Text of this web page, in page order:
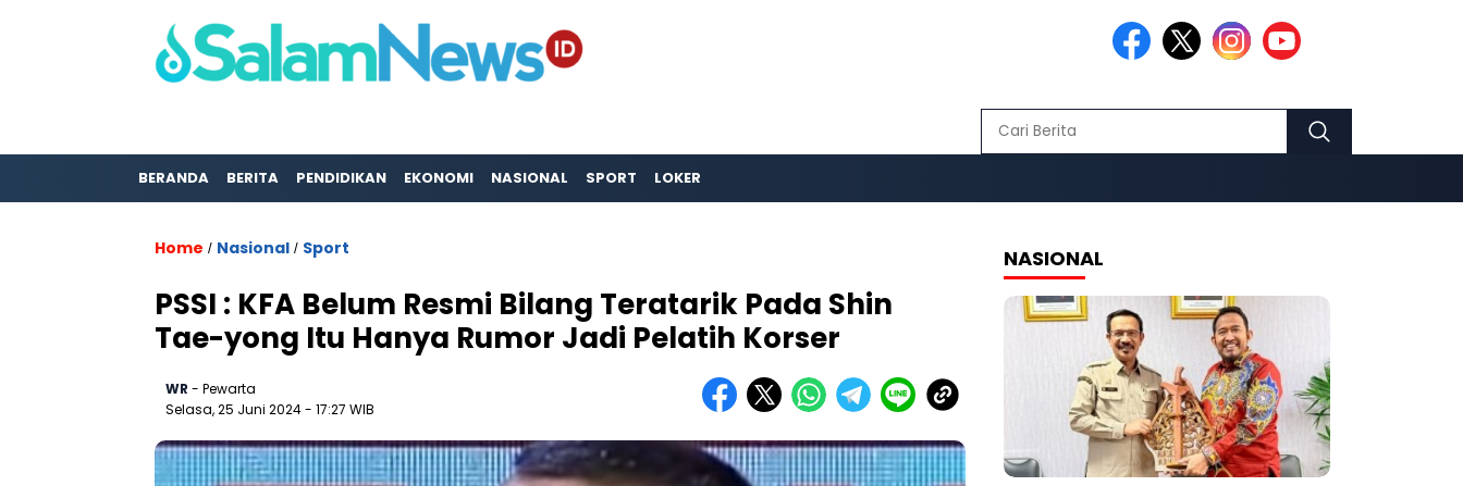
BERANDA BERITA PENDIDIKAN EKONOMI NASIONAL SPORT LOKER
Home / Nasional / Sport
PSSI : KFA Belum Resmi Bilang Teratarik Pada Shin
Tae-yong Itu Hanya Rumor Jadi Pelatih Korser
WR - Pewarta
Selasa, 25 Juni 2024- 17:27 WIB
NASIONAL